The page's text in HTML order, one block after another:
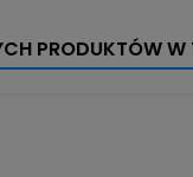
PRODUKTÓW